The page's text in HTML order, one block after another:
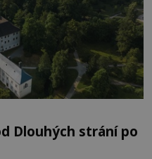
Dlouhých strání po